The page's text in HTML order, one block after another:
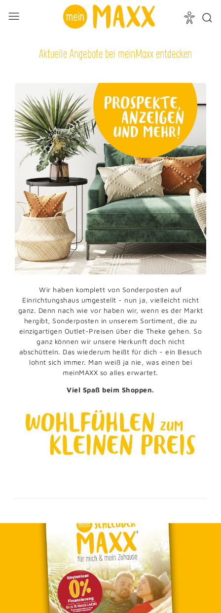
Aktuelle Angebote bei meinMaxx entdecken
Wir haben komplett von Sonderposten auf
Einrichtungshaus umgestellt - nun ja, vielleicht nicht
ganz. Denn nach wie vor haben wir, wenn es der Markt
hergibt, Sonderposten in unserem Sortiment, die zu
einzigartigen Outlet-Preisen über die Theke gehen. So
ganz können wir unsere Herkunft doch nicht
abschütteln. Das wiederum heißt für dich - ein Besuch
lohnt sich immer. Man weiß ja nie, was einen bei
meinMAXX so alles erwartet.
Viel Spaß beim Shoppen.